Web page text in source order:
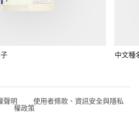
中文種
聲明 使用者條款、資訊安全與隱私
權政策